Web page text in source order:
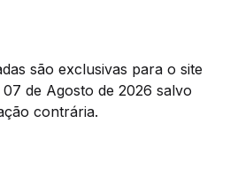
são exclusivas para o site
de Agosto de 2026 salvo
contrária.